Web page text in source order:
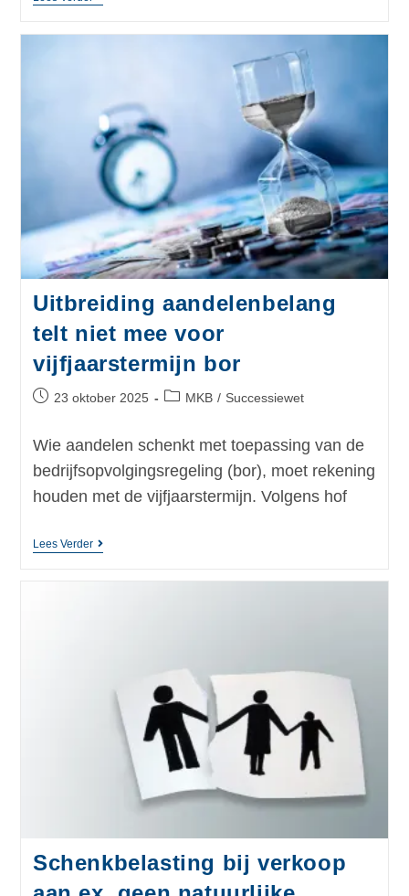
Uitbreiding aandelenbelang
telt niet mee voor
vijfjaarstermijn bor
23 oktober 2025 MKB / Successiewet
Wie aandelen schenkt met toepassing van de
bedrijfsopvolgingsregeling (bor), moet rekening
houden met de vijfjaarstermijn. Volgens hof
Lees Verder
Schenkbelasting bij verkoop